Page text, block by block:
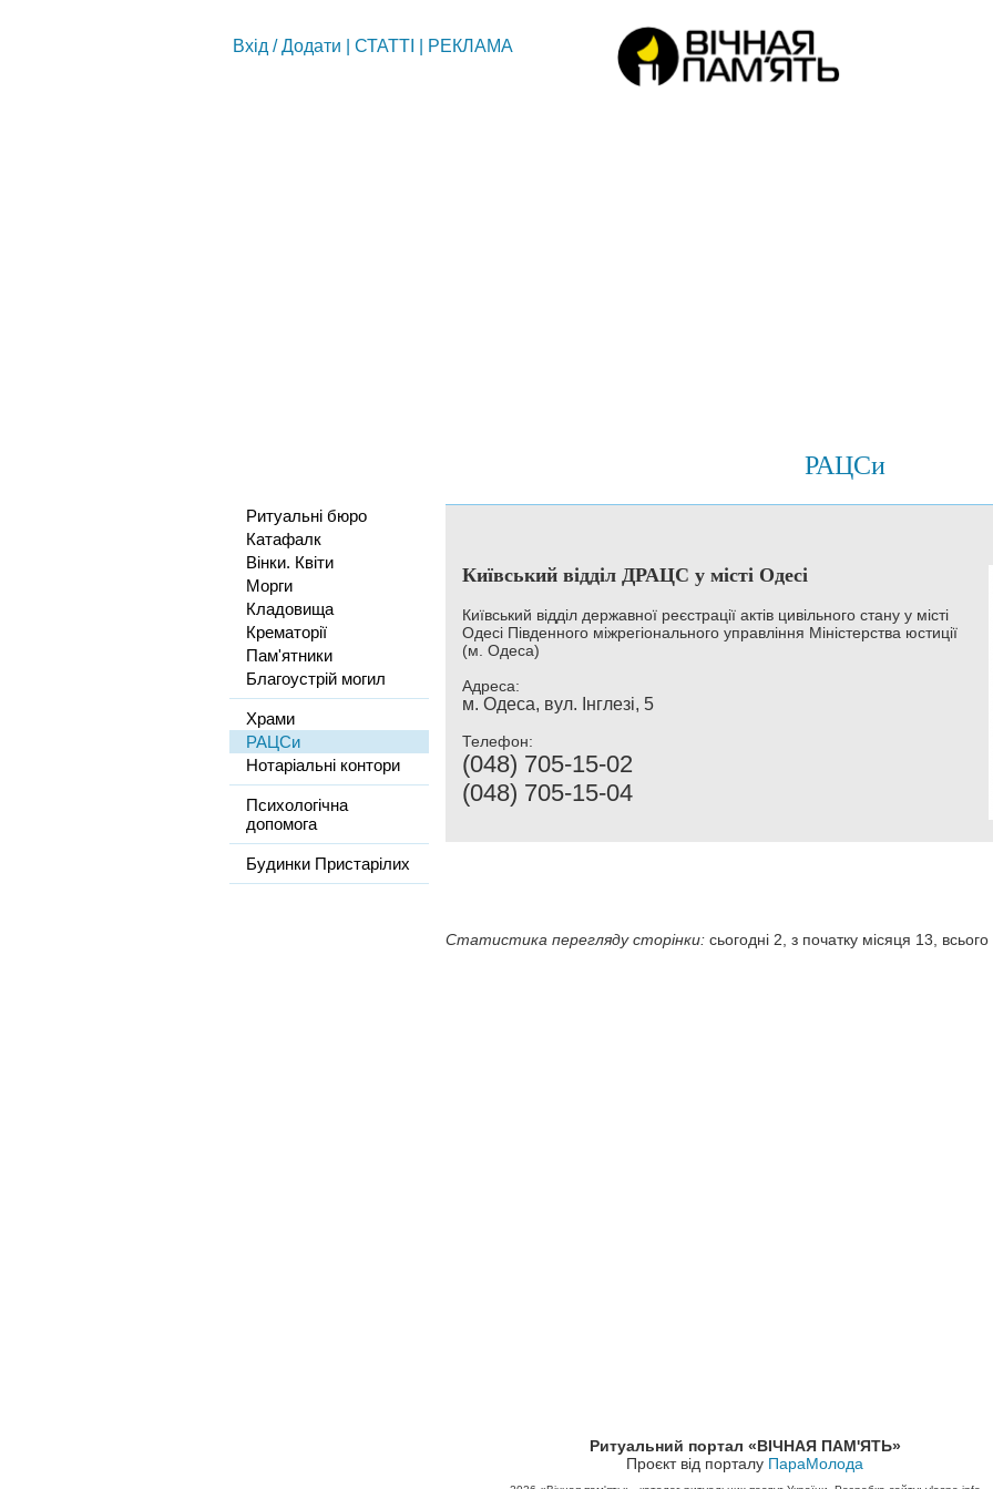
Вхід /Додати СТАТТІ РЕКЛАМА
РАЦСи
Ритуальні бюро
Катафалк
Вінки. Квіти
Морги
Кладовища
Крематорії
Пам'ятники
Благоустрій могил
Храми
РАЦСи
Нотаріальні контори
Психологічна
допомога
Будинки Пристарілих
Київський відділ ДРАЦС у місті Одесі
Київський відділ державної реєстрації актів цивільного стану у місті
Одесі Південного міжрегіонального управління Міністерства юстиції
(м. Одеса)
Адреса:
м. Одеса, вул. Інглезі, 5
Телефон:
(048) 705-15-02
(048) 705-15-04
Статистика перегляду сторінки: сьогодні 2, з початку місяця 13,
Ритуальний портал «ВІЧНАЯ ПАМ'ЯТЬ»
Проєкт від порталу ПараМолода